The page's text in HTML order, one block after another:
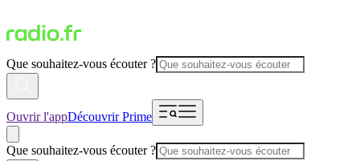
Que souhaitez-vous écouter ?
Ouvrir l'appDécouvrir Prime
Que souhaitez-vous écouter ?